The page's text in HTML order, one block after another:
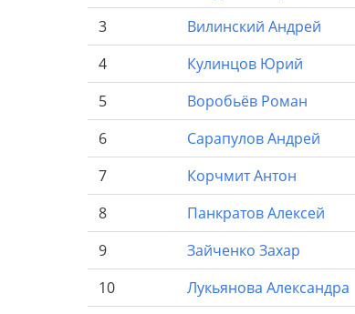
3
Вилинский Андрей
4
Кулинцов Юрий
5
Воробьёв Роман
6
СарапуловАндрей
7
КорчмитАнтон
8
ПанкратовАлексей
9
Зайченко Захар
10
Лукьянова Александра